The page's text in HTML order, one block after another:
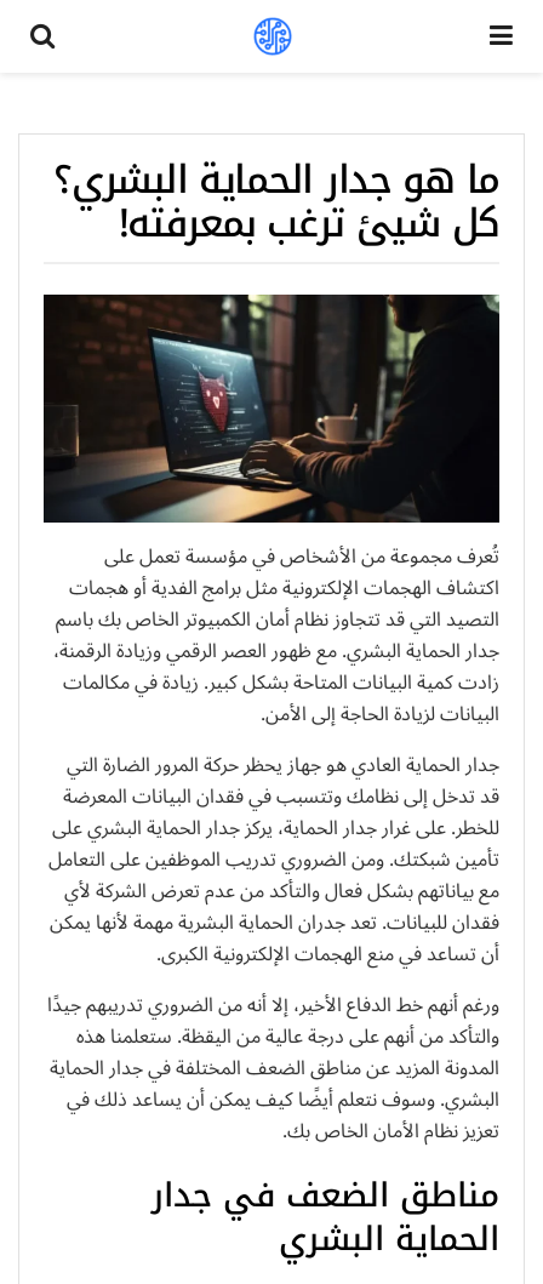
ما هو جدار الحماية البشري؟
كل شيئ ترغب بمعرفته!
تُعرف مجموعة من الأشخاص في مؤسسة تعمل على
اكتشاف الهجمات الإلكترونية مثل برامج الفدية أو هجمات
التصيد التي قد تتجاوز نظام أمان الكمبيوتر الخاص بك باسم
جدار الحماية البشري. مع ظهور العصر الرقمي وزيادة الرقمنة،
زادت كمية البيانات المتاحة بشكل كبير. زيادة في مكالمات
البيانات لزيادة الحاجة إلى الأمن.
جدار الحماية العادي هو جهاز يحظر حركة المرور الضارة التي
قد تدخل إلى نظامك وتتسبب في فقدان البيانات المعرضة
للخطر. على غرار جدار الحماية، يركز جدار الحماية البشري على
تأمين شبكتك. ومن الضروري تدريب الموظفين على التعامل
مع بياناتهم بشكل فعال والتأكد من عدم تعرض الشركة لأي
فقدان للبيانات. تعد جدران الحماية البشرية مهمة لأنها يمكن
أن تساعد في منع الهجمات الإلكترونية الكبرى.
ورغم أنهم خط الدفاع الأخير، إلا أنه من الضروري تدريبهم جيدًا
والتأكد من أنهم على درجة عالية من اليقظة. ستعلمنا هذه
المدونة المزيد عن مناطق الضعف المختلفة في جدار الحماية
البشري. وسوف نتعلم أيضًا كيف يمكن أن يساعد ذلك في
تعزيز نظام الأمان الخاص بك.
مناطق الضعف في جدار
الحماية البشري